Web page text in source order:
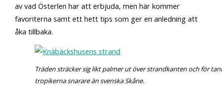
av vad Österlen har att erbjuda, men här kommer
favoriterna samt ett hett tips som ger en anledning att
åka tillbaka.
Träden sträcker sig likt palmer ut över strandkanten och för
tropikerna snarare än svenska Skåne.